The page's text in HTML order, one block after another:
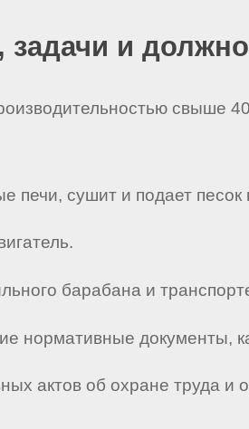
задачи и
свыше
печи, сушит и подает песок
барабана и
нормативные документы,
актов об охране